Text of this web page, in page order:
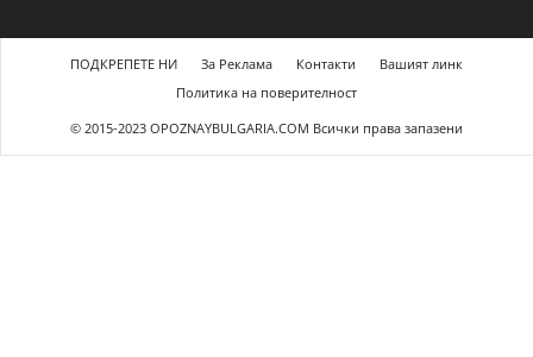
ПОДКРЕПЕТЕ НИ За Реклама Контакти
Вашият линк
Политика на поверителност
© 2015-2023 OPOZNAYBULGARIA.COM Всички права запазени